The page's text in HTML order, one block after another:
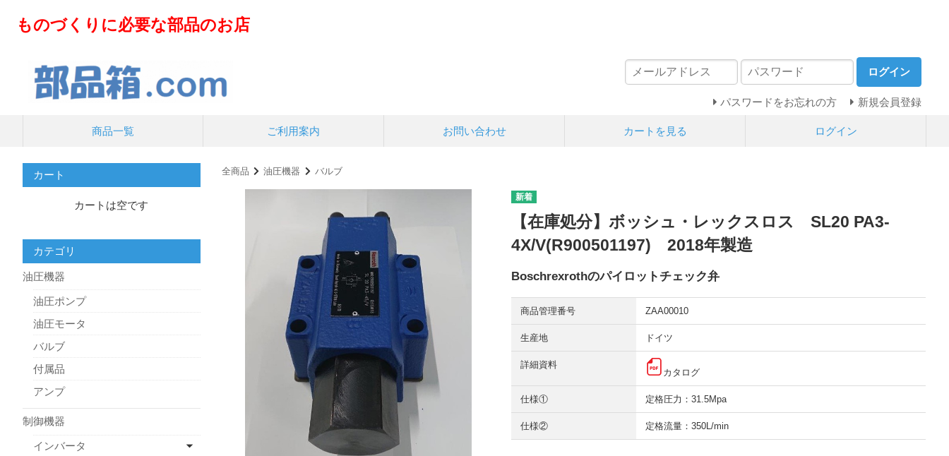
ものづくりに必要な部品のお店
ログイン
パスワードをお忘れの方 新規会員登録
商品一覧 ご利用案内 お問い合わせ カートを見る ログイン
全商品 油圧機器 バルブ
【在庫処分】ボッシュ・レックスロス SL20 PA3-
4X/V(R900501197) 2018年製造
Boschrexrothのパイロットチェック弁
商品管理番号 ZAA00010
生産地 ドイツ
詳細資料
カタログ
仕様① 定格圧力：31.5Mpa
仕様② 定格流量：350L/min
カート
カートは空です
カテゴリ
油圧機器
油圧ポンプ
油圧モータ
バルブ
付属品
アンプ
制御機器
インバータ